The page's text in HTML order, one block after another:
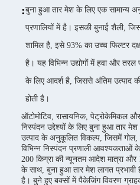
:बुना हुआ तार मेश के लिए एक सामान्य
प्रणालियों में है। इसकी बुनाई शैली,
शामिल है, इसे 93% का उच्च फिल्टर
है। यह विभिन्न उद्योगों में हवा और तरल
के लिए आदर्श है, जिससे अंतिम उत्पाद
होती है।
ऑटोमोटिव, रासायनिक, पेट्रोकेमिकल
निस्पंदन उद्देश्यों के लिए बुना हुआ तार
उत्पाद के अनुकूलित विकल्प, जिसमें गोल,
विभिन्न निस्पंदन प्रणाली
200 किग्रा की न्यूनतम आदेश मात्रा और
के साथ, बुना हुआ तार मेश लागत
है। बुने हुए बक्सों में पैकेजिंग विवरण